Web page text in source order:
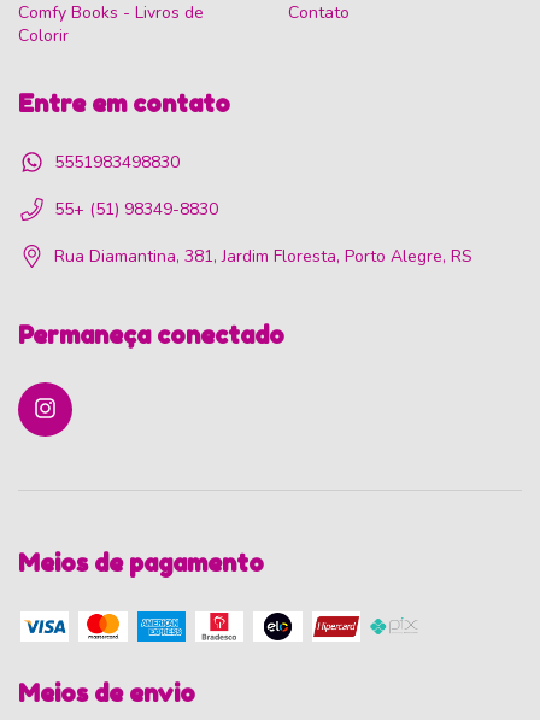
Comfy Books - Livros de
Colorir
Contato
Entre em contato
5551983498830
55+ (51) 98349-8830
Rua Diamantina, 381, Jardim Floresta, Porto Alegre, RS
Permaneça conectado
Meios de pagamento
Meios de envio